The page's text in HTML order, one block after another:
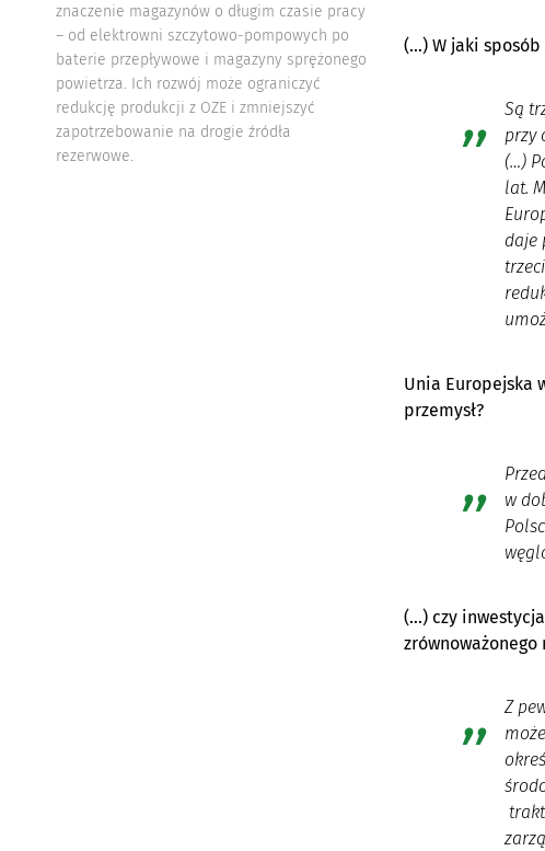
znaczenie magazynów o długim czasie pracy
– od elektrowni szczytowo-pompowych po
baterie przepływowe i magazyny sprężonego
powietrza. Ich rozwój może ograniczyć
redukcję produkcji z OZE i zmniejszyć
zapotrzebowanie na drogie źródła
rezerwowe.
(…) W jaki sposób
Są
przy
(…)
lat.
daje
Unia Europejska
przemysł?
w
(…) czy
Z